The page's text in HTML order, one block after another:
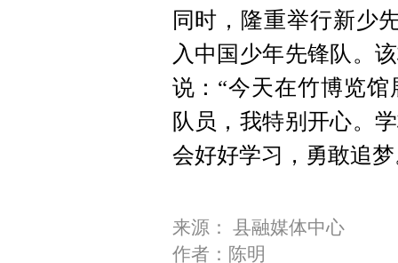
同时，隆重举行新少
入中国少年先锋队。
说：“今天在竹博览
队员，我特别开心。
会好好学习，勇敢追梦
来源： 县融媒体中心
作者：陈明